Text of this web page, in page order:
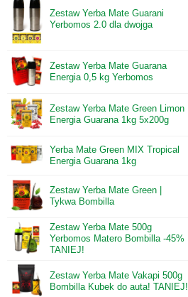
Zestaw Yerba Mate Guarani
Yerbomos 2.0 dla dwojga
Zestaw Yerba Mate Guarana
Energia 0,5 kg Yerbomos
Zestaw Yerba Mate Green Limon
Energia Guarana 1kg 5x200g
Yerba Mate Green MIX Tropical
Energia Guarana 1kg
Zestaw Yerba Mate Green |
Tykwa Bombilla
Zestaw Yerba Mate 500g
Yerbomos Matero Bombilla -45%
TANIEJ!
Zestaw Yerba Mate Vakapi 500g
Bombilla Kubek do auta! TANIEJ!